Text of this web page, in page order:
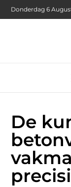
Donderdag 6
De